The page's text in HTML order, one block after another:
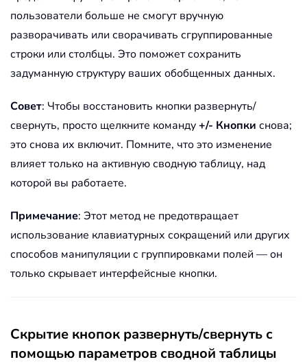
пользователи больше не смогут вручную
разворачивать или сворачивать сгруппированные
строки или столбцы. Это поможет сохранить
задуманную структуру ваших обобщенных данных.
Совет: Чтобы восстановить кнопки развернуть/
свернуть, просто щелкните команду+/- Кнопки снова;
это снова их включит. Помните, что это изменение
влияет только на активную сводную таблицу, над
которой вы работаете.
Примечание: Этот метод не предотвращает
использование клавиатурных сокращений или других
способов манипуляции с группировками полей — он
только скрывает интерфейсные кнопки.
Скрытие кнопок развернуть/свернуть с
помощью параметров сводной таблицы